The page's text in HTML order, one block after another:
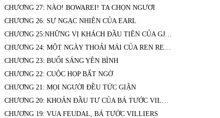
CHƯƠNG 27: NÀO! BOWAREI! TA CHỌN NGƯƠI
CHƯƠNG 26: SỰ NGẠC NHIÊN CỦA EARL
CHƯƠNG 25:NHỮNG VỊ KHÁCH ĐẦU TIÊN CỦA GJ JOU
CHƯƠNG 23: BUỔI SÁNG YÊN BÌNH
CHƯƠNG 22: CUỘC HỌP BẤT NGỜ
CHƯƠNG 21: MỌI NGƯỜI ĐỀU TỨC GIẬN
CHƯƠNG 19: VUA FEUDAL, BÁ TƯỚC VILLIERS